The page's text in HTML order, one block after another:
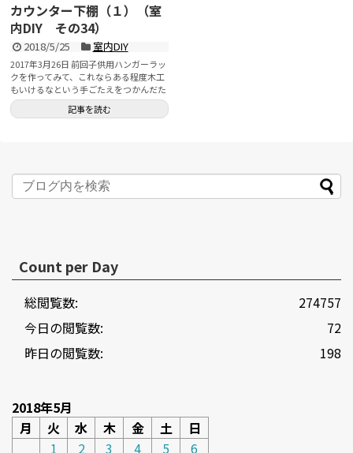
カウンター下棚（１）（室
内DIY その34）
2018/5/25 室内DIY
2017年3月26日 前回子供用ハンガーラッ
クを作ってみて、これならある程度木工
もいけるなという手ごたえをつかんだた
め、今度は...
記事を読む
Count per Day
274757
総閲覧数:
72
今日の閲覧数:
198
昨日の閲覧数:
2018年5月
月
火 水 木 金 土
日
1
2 3 4 5
6